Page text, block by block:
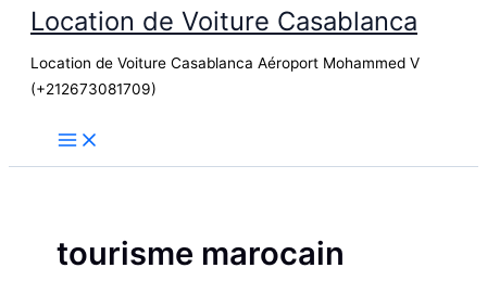
contenu
Location de Voiture Casablanca
Location de Voiture Casablanca Aéroport Mohammed V
(+212673081709)
tourisme marocain